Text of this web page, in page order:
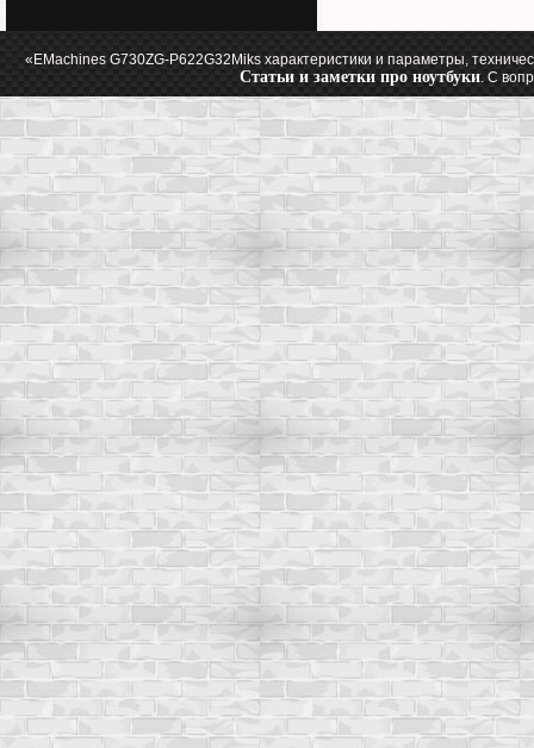
«EMachines G730ZG-P622G32Miks характеристики и параметры,
Статьи и заметки про ноутбуки. С